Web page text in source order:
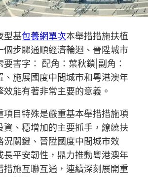
型基包養網單次本舉措措施扶植
個步驟通順經濟輪迴、晉陞城市
要害字： 配角：葉秋鎖|副角：
、施展國度中間城市和粵港澳年
能有著非常主要的意義。
項目特殊是嚴重基本舉措措施項
資、穩增加的主要抓手，繚繞扶
況關鍵、晉陞國度中間城市效
長平安韌性，鼎力推動粵港澳年
措施互聯互通，連續深刻展開重